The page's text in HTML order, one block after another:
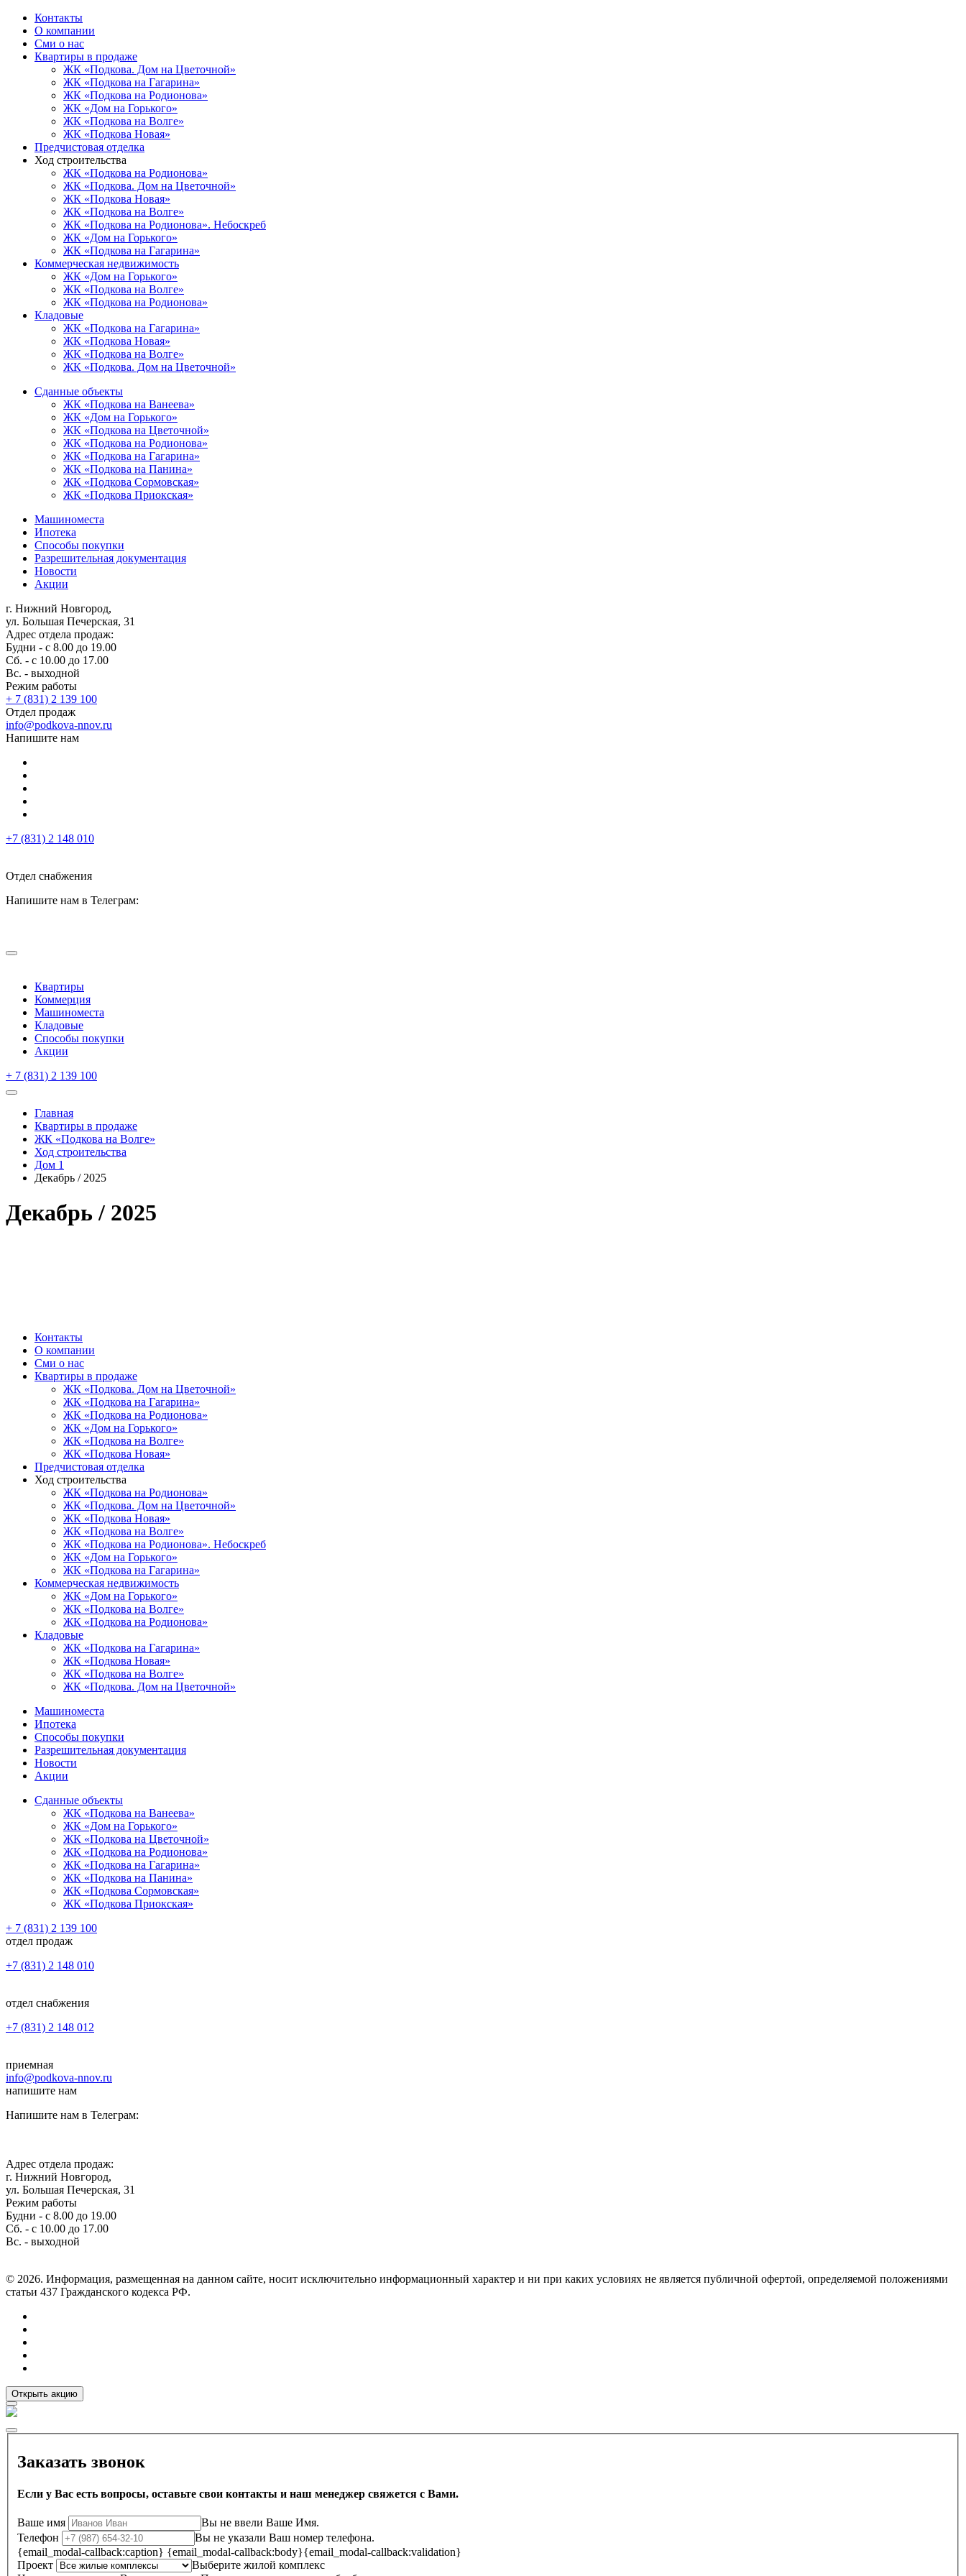
Контакты
О компании
Сми о нас
Квартиры в продаже
ЖК «Подкова. Дом на Цветочной»
ЖК «Подкова на Гагарина»
ЖК «Подкова на Родионова»
ЖК «Дом на Горького»
ЖК «Подкова на Волге»
ЖК «Подкова Новая»
Предчистовая отделка
Ход строительства
ЖК «Подкова на Родионова»
ЖК «Подкова. Дом на Цветочной»
ЖК «Подкова Новая»
ЖК «Подкова на Волге»
ЖК «Подкова на Родионова». Небоскреб
ЖК «Дом на Горького»
ЖК «Подкова на Гагарина»
Коммерческая недвижимость
ЖК «Дом на Горького»
ЖК «Подкова на Волге»
ЖК «Подкова на Родионова»
Кладовые
ЖК «Подкова на Гагарина»
ЖК «Подкова Новая»
ЖК «Подкова на Волге»
ЖК «Подкова. Дом на Цветочной»
Сданные объекты
ЖК «Подкова на Ванеева»
ЖК «Дом на Горького»
ЖК «Подкова на Цветочной»
ЖК «Подкова на Родионова»
ЖК «Подкова на Гагарина»
ЖК «Подкова на Панина»
ЖК «Подкова Сормовская»
ЖК «Подкова Приокская»
Машиноместа
Ипотека
Способы покупки
Разрешительная документация
Новости
Акции
г. Нижний Новгород,
ул. Большая Печерская, 31
Адрес отдела продаж:
Будни - с 8.00 до 19.00
Сб. - с 10.00 до 17.00
Вс. - выходной
Режим работы
+ 7 (831) 2 139 100
Отдел продаж
info@podkova-nnov.ru
Напишите нам
+7 (831) 2 148 010
Отдел снабжения
Напишите нам в Телеграм:
Квартиры
Коммерция
Машиноместа
Кладовые
Способы покупки
Акции
+ 7 (831) 2 139 100
Главная
Квартиры в продаже
ЖК «Подкова на Волге»
Ход строительства
Дом 1
Декабрь / 2025
Декабрь / 2025
Контакты
О компании
Сми о нас
Квартиры в продаже
ЖК «Подкова. Дом на Цветочной»
ЖК «Подкова на Гагарина»
ЖК «Подкова на Родионова»
ЖК «Дом на Горького»
ЖК «Подкова на Волге»
ЖК «Подкова Новая»
Предчистовая отделка
Ход строительства
ЖК «Подкова на Родионова»
ЖК «Подкова. Дом на Цветочной»
ЖК «Подкова Новая»
ЖК «Подкова на Волге»
ЖК «Подкова на Родионова». Небоскреб
ЖК «Дом на Горького»
ЖК «Подкова на Гагарина»
Коммерческая недвижимость
ЖК «Дом на Горького»
ЖК «Подкова на Волге»
ЖК «Подкова на Родионова»
Кладовые
ЖК «Подкова на Гагарина»
ЖК «Подкова Новая»
ЖК «Подкова на Волге»
ЖК «Подкова. Дом на Цветочной»
Машиноместа
Ипотека
Способы покупки
Разрешительная документация
Новости
Акции
Сданные объекты
ЖК «Подкова на Ванеева»
ЖК «Дом на Горького»
ЖК «Подкова на Цветочной»
ЖК «Подкова на Родионова»
ЖК «Подкова на Гагарина»
ЖК «Подкова на Панина»
ЖК «Подкова Сормовская»
ЖК «Подкова Приокская»
+ 7 (831) 2 139 100
отдел продаж
+7 (831) 2 148 010
отдел снабжения
+7 (831) 2 148 012
приемная
info@podkova-nnov.ru
напишите нам
Напишите нам в Телеграм:
Адрес отдела продаж:
г. Нижний Новгород,
ул. Большая Печерская, 31
Режим работы
Будни - с 8.00 до 19.00
Сб. - с 10.00 до 17.00
Вс. - выходной
© 2026. Информация, размещенная на данном сайте, носит исключительно информационный характер и ни при каких условиях не является публичной офертой, определяемой положениями
статьи 437 Гражданского кодекса РФ.
Открыть акцию
Заказать звонок
Если у Вас есть вопросы, оставьте свои контакты и наш менеджер свяжется с Вами.
Ваше имя
Вы не ввели Ваше Имя.
Телефон
Вы не указали Ваш номер телефона.
{email_modal-callback:caption} {email_modal-callback:body}{email_modal-callback:validation}
Проект
Выберите жилой комплекс